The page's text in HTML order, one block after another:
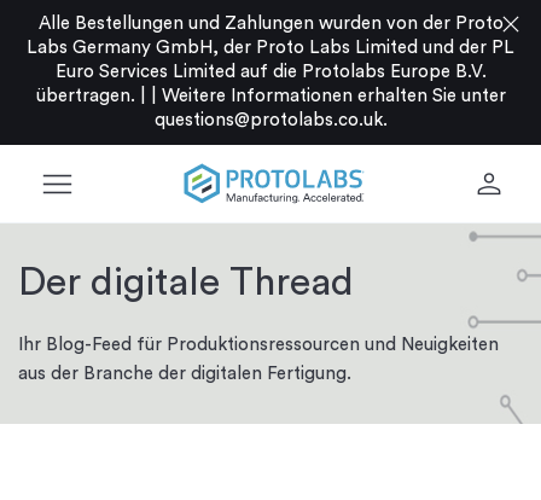
Alle Bestellungen und Zahlungen wurden von der Proto
Labs Germany GmbH, der Proto Labs Limited und der PL
Euro Services Limited auf die Protolabs Europe B.V.
übertragen. |
Weitere Informationen erhalten Sie unter
questions@protolabs.co.uk.
close
menu person
Der digitale Thread
Ihr Blog-Feed für Produktionsressourcen und Neuigkeiten
aus der Branche der digitalen Fertigung.